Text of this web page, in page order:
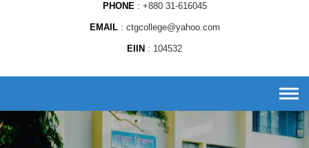
PHONE +880 31-616045
EMAIL ctgcollege@yahoo.com
EIIN 104532